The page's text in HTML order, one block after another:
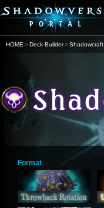
HOME Deck Builder Shadowcraft
Format